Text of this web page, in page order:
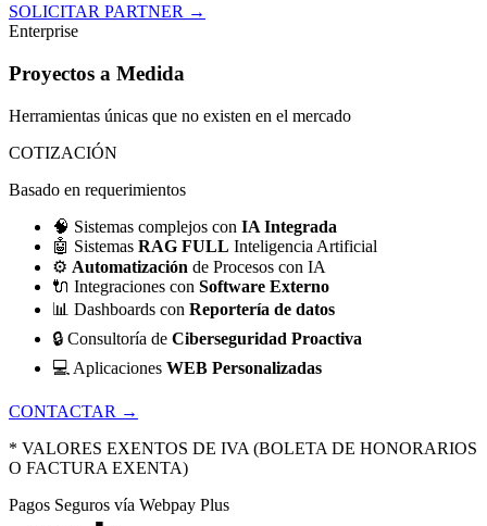
SOLICITAR PARTNER →
Enterprise
Proyectos a Medida
Herramientas únicas que no existen en el mercado
COTIZACIÓN
Basado en requerimientos
🧠 Sistemas complejos con IA Integrada
🤖 Sistemas RAG FULL Inteligencia Artificial
⚙️ Automatización de Procesos con IA
🔌 Integraciones con Software Externo
📊 Dashboards con Reportería de datos
🔒 Consultoría de Ciberseguridad Proactiva
💻 Aplicaciones WEB Personalizadas
CONTACTAR →
* VALORES EXENTOS DE IVA (BOLETA DE HONORARIOS
O FACTURA EXENTA)
Pagos Seguros vía Webpay Plus